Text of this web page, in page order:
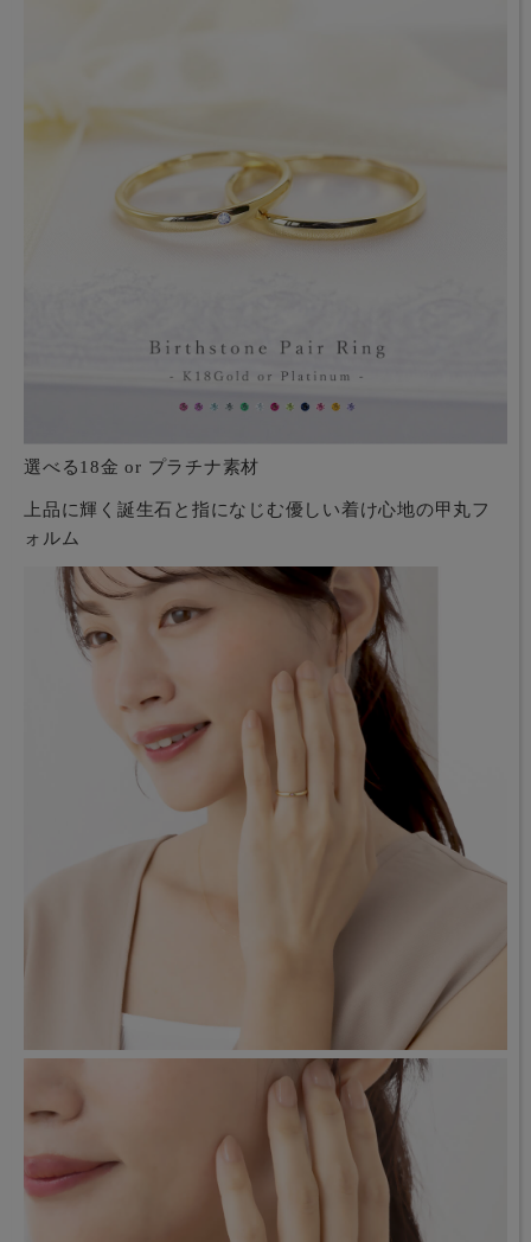
選べる18金 or プラチナ素材
上品に輝く誕生石と指になじむ優しい着け心地の甲丸フ
ォルム